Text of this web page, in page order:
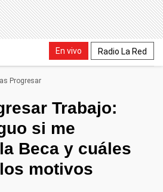
En vivo Radio La Red
Progresar
Trabajo:
si me
Beca y cuáles
motivos